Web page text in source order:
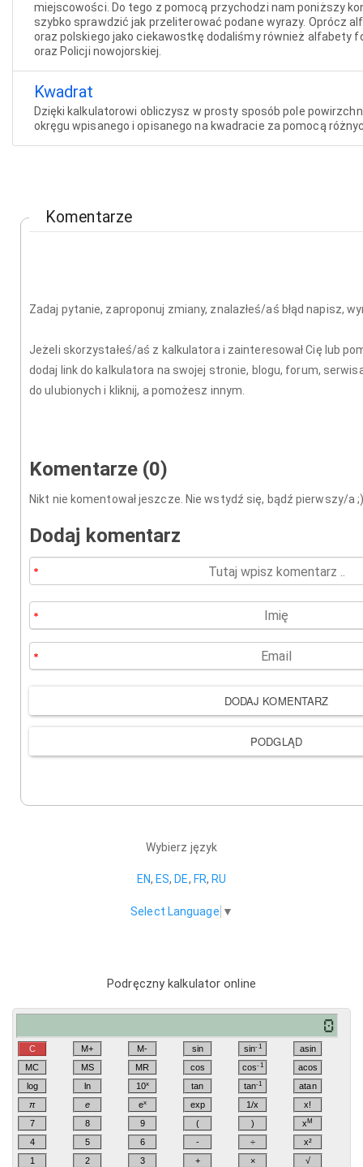
miejscowości. Do tego z pomocą przychodzi nam poniższy
szybko sprawdzić jak przeliterować podane wyrazy. Oprócz
oraz polskiego jako ciekawostkę dodaliśmy również alfabety
oraz Policji nowojorskiej.
Kwadrat
Dzięki kalkulatorowi obliczysz w prosty sposób pole
okręgu wpisanego i opisanego na kwadracie za pomocą
Komentarze
Zadaj pytanie, zaproponuj zmiany, znalazłeś/aś błąd napisz,
Jeżeli skorzystałeś/aś z kalkulatora i zainteresował Cię lub
dodaj link do kalkulatora na swojej stronie, blogu, forum,
do ulubionych i kliknij, a pomożesz innym.
Komentarze (0)
Nikt nie komentował jeszcze. Nie wstydź się, bądź pierwszy/a
Dodaj komentarz
Wybierz język
EN, ES, DE, FR, RU
Select Language ▼
Podręczny kalkulator online
C M+ M- sin sin-1
asin
MC
MS MR cos cos-1
acos
log
ln 10x tan tan-1
atan
π
e ex exp 1/x
x!
7
8 9 ( ) xM
4 5 6 - ÷
x²
1
2 3 + ×
√